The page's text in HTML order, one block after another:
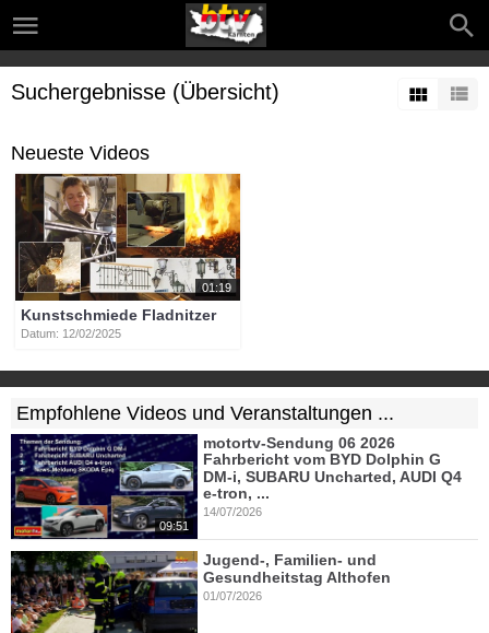
Suchergebnisse (Übersicht)
Neueste Videos
01:19
Kunstschmiede Fladnitzer
Datum: 12/02/2025
Empfohlene Videos und Veranstaltungen ...
09:51
motortv-Sendung 06 2026
Fahrbericht vom BYD Dolphin G
DM-i, SUBARU Uncharted, AUDI Q4
e-tron, ...
14/07/2026
Jugend-, Familien- und
Gesundheitstag Althofen
01/07/2026